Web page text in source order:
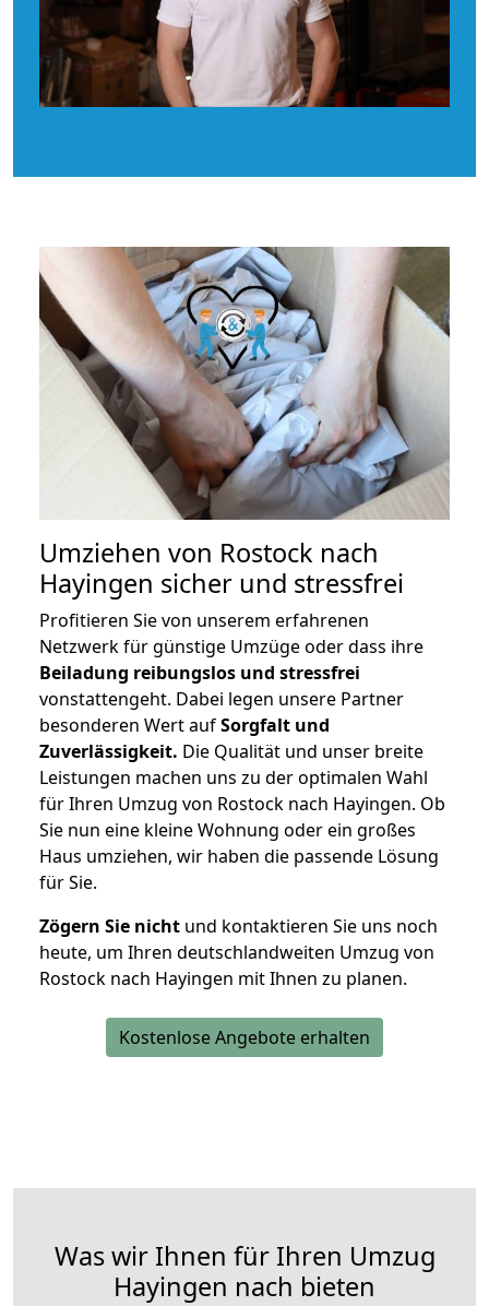
Umziehen von Rostock nach
Hayingen sicher und stressfrei
Profitieren Sie von unserem erfahrenen
Netzwerk für günstige Umzüge oder dass ihre
Beiladung reibungslos und stressfrei
vonstattengeht. Dabei legen unsere Partner
besonderen Wert aufSorgfalt und
Zuverlässigkeit. Die Qualität und unser breite
Leistungen machen uns zu der optimalen Wahl
für Ihren Umzug von Rostock nach Hayingen. Ob
Sie nun eine kleine Wohnung oder ein großes
Haus umziehen, wir haben die passende Lösung
für Sie.
Zögern Sie nicht und kontaktieren Sie uns noch
heute, um Ihren deutschlandweiten Umzug von
Rostock nach Hayingen mit Ihnen zu planen.
Kostenlose Angebote erhalten
Was wir Ihnen für Ihren Umzug
Hayingen nach bieten